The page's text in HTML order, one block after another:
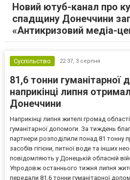
Новий ютуб-канал про
спадщину Донеччини
«Антикризовий медіа-
Суспільство 22:37, 3 серпня
81,6 тонни гуманітарної
наприкінці липня
Донеччини
Наприкінці липня жителі громад
гуманітарної допомоги. За тиждень
партнери розподілили понад 81 тонну
засобів гігієни, питної води та інших
повідомляють у Донецькій обласній
Упродовж останнього тижня липня
передали 81,6 тонни гуманітарної